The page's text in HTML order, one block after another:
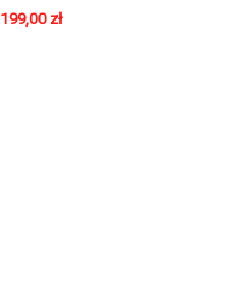
199,00 zł